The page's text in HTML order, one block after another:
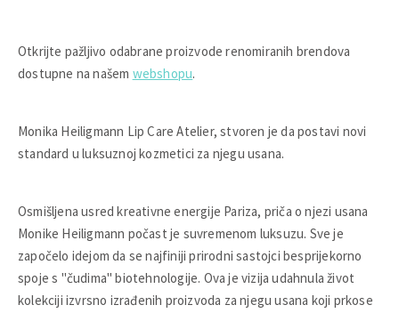
Otkrijte pažljivo odabrane proizvode renomiranih brendova
dostupne na našem webshopu.
Monika Heiligmann Lip Care Atelier, stvoren je da postavi novi
standard u luksuznoj kozmetici za njegu usana.
Osmišljena usred kreativne energije Pariza, priča o njezi usana
Monike Heiligmann počast je suvremenom luksuzu. Sve je
započelo idejom da se najfiniji prirodni sastojci besprijekorno
spoje s "čudima" biotehnologije. Ova je vizija udahnula život
kolekciji izvrsno izrađenih proizvoda za njegu usana koji prkose